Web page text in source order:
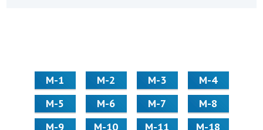
М-1 М-2 М-3
М-4
М-5
М-6 М-7
М-8
М-9
М-10 М-11
М-18